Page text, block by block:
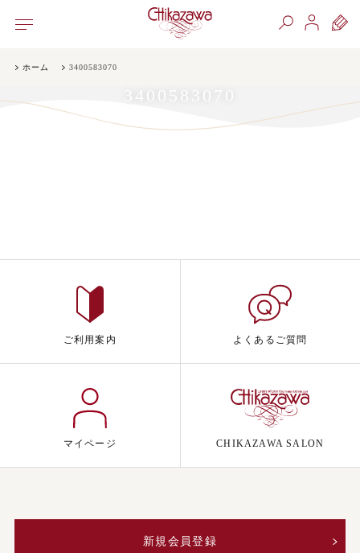
ホーム 3400583070
3400583070
ご利用案内 よくあるご質問
マイページ CHIKAZAWA SALON
新規会員登録